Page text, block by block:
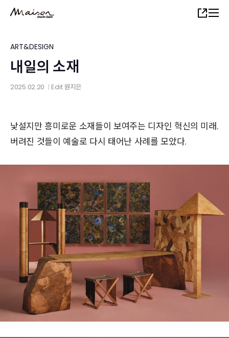
content
Share
ART&DESIGN
내일의 소재
2025.02.20 Edit원지은
낯설지만 흥미로운 소재들이 보여주는 디자인 혁신의 미래.
버려진 것들이 예술로 다시 태어난 사례를 모았다.